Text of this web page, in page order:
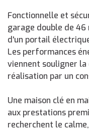
Fonctionnelle et
garage double de
d'un portail
Les performances
viennent souligner
réalisation par un
Une maison clé en
aux prestations
recherchent le